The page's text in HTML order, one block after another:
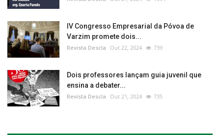
IV Congresso Empresarial da Póvoa de
Varzim promete dois...
Revista Descla Out 22, 2024 739
Dois professores lançam guia juvenil que
ensina a debater...
Revista Descla Out 21, 2024 735